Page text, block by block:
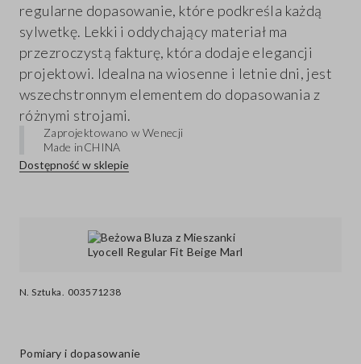
N. Sztuka. 003571238
regularne dopasowanie, które podkreśla każdą
sylwetkę. Lekki i oddychający materiał ma
przezroczystą fakturę, która dodaje elegancji
projektowi. Idealna na wiosenne i letnie dni, jest
wszechstronnym elementem do dopasowania z
różnymi strojami.
Zaprojektowano w Wenecji
Made inCHINA
Dostępność w sklepie
Pomiary i dopasowanie